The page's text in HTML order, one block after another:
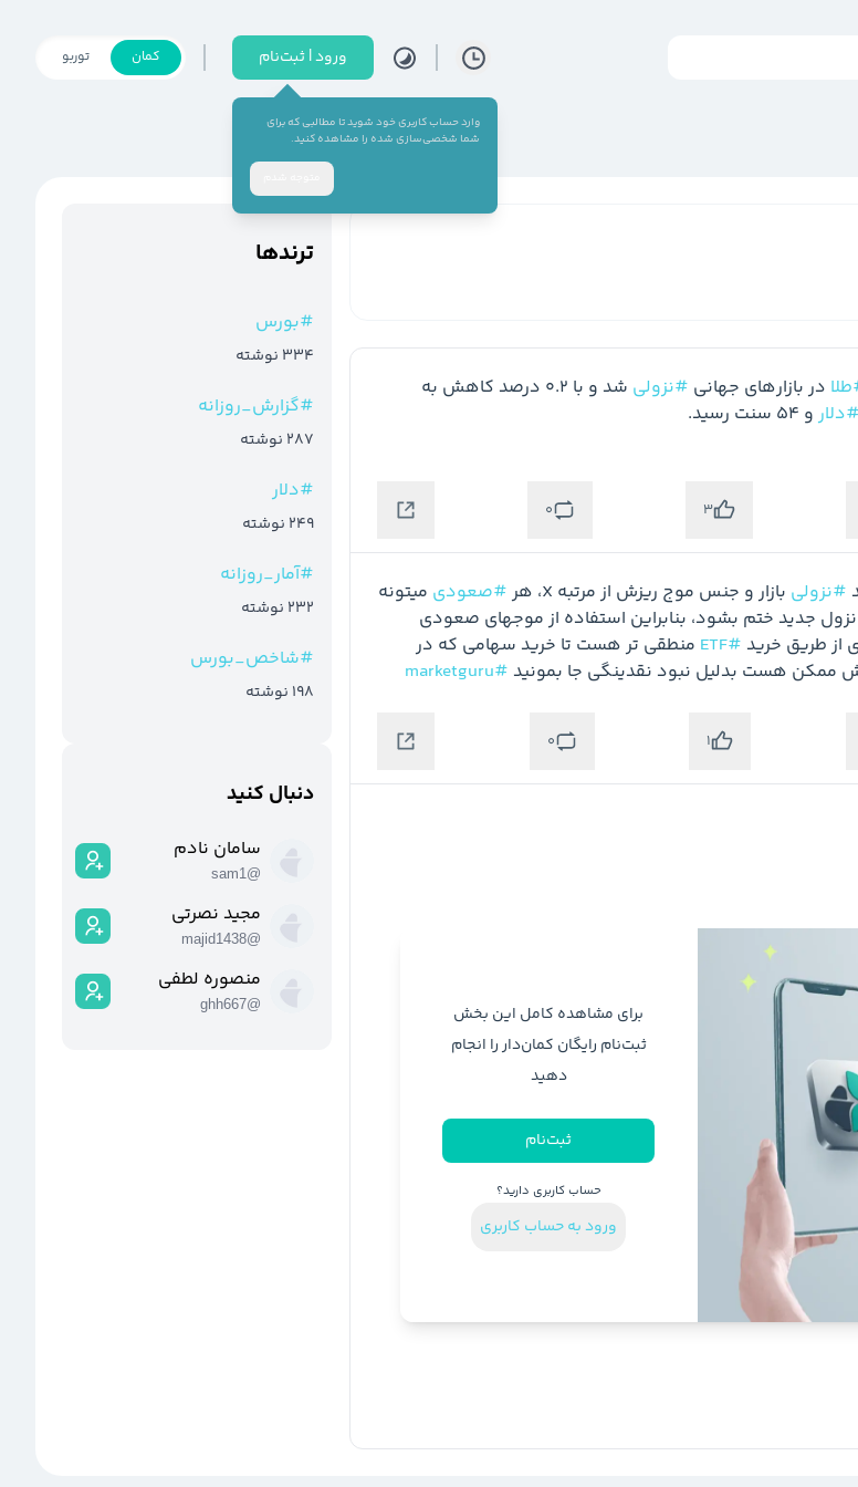
ورود | ثبت‌نام
وارد حساب کاربری خود شوید تا مطالبی که برای
شما شخصی‌سازی شده را مشاهده کنید.
کمان توربو
متوجه شدم
در بازار‌های جهانی #نزولی
#دلار و 54 سنت رسید.
3
0
#نزولی بازار و جنس موج ریزش از مرتبه X، هر #صعودی
از طریق خرید #ETF
ممکن هست بدلیل نبود نقدینگی جا بمونید #marketguru
1
0
برای مشاهده کامل این بخش
ثبت‌نام رایگان کمان‌دار را انجام
دهید
ثبت‌نام
حساب کاربری دارید؟
ورود به حساب کاربری
ترند‌ها
#بورس
334 نوشته
#گزارش_روزانه
287 نوشته
#دلار
249 نوشته
#آمار_روزانه
232 نوشته
#شاخص_بورس
198 نوشته
دنبال کنید
سامان نادم
@
sam1
مجید نصرتی
@
majid1438
منصوره لطفی
@
ghh667